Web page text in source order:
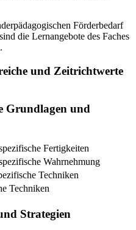
Förderbedarf
die Lernangebote des Faches
und Zeitrichtwerte
Grundlagen und
Fertigkeiten
Wahrnehmung
Techniken
Techniken
Strategien